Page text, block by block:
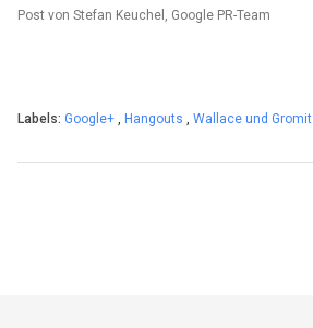
Post von Stefan Keuchel, Google PR-Team
Labels: Google+ , Hangouts , Wallace und Gromit